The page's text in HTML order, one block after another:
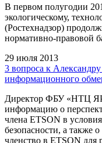
В первом полугодии
экологическому,
(Ростехнадзор)
нормативно-правовой
29 июля 2013
3 вопроса к
информационного
Директор ФБУ «НТЦ
информацию о
члена ETSON в
безопасности, а также
членство в ETSON для